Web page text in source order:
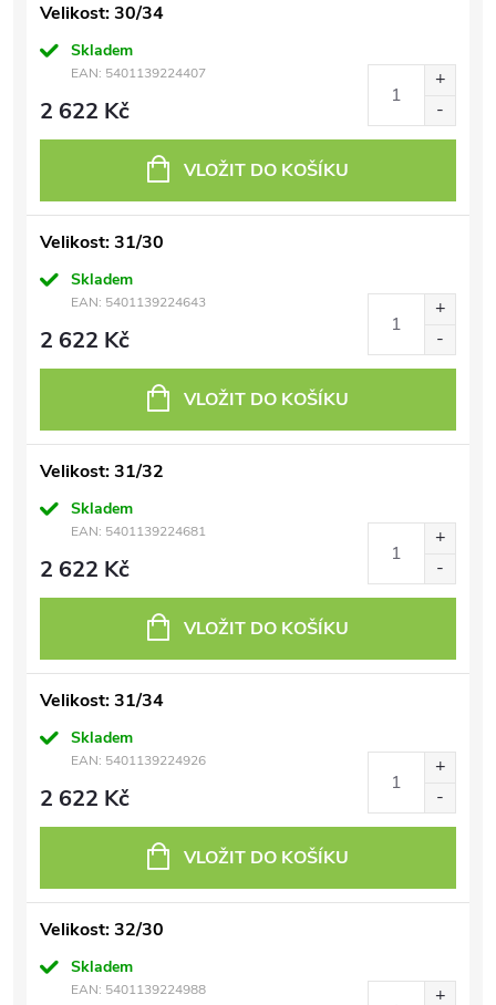
Velikost: 30/34
Skladem
EAN: 5401139224407
2 622 Kč
VLOŽIT DO KOŠÍKU
Velikost: 31/30
Skladem
EAN: 5401139224643
2 622 Kč
VLOŽIT DO KOŠÍKU
Velikost: 31/32
Skladem
EAN: 5401139224681
2 622 Kč
VLOŽIT DO KOŠÍKU
Velikost: 31/34
Skladem
EAN: 5401139224926
2 622 Kč
VLOŽIT DO KOŠÍKU
Velikost: 32/30
Skladem
EAN: 5401139224988